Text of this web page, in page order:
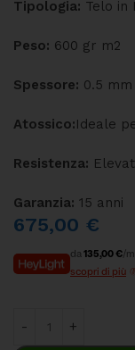
Tipologia: Telo in
Peso: 600 gr m2
Spessore: 0.5 mm
Atossico:Ideale
Resistenza:
Garanzia: 15 anni
675,00 €
da135,00 €/
scopri di più